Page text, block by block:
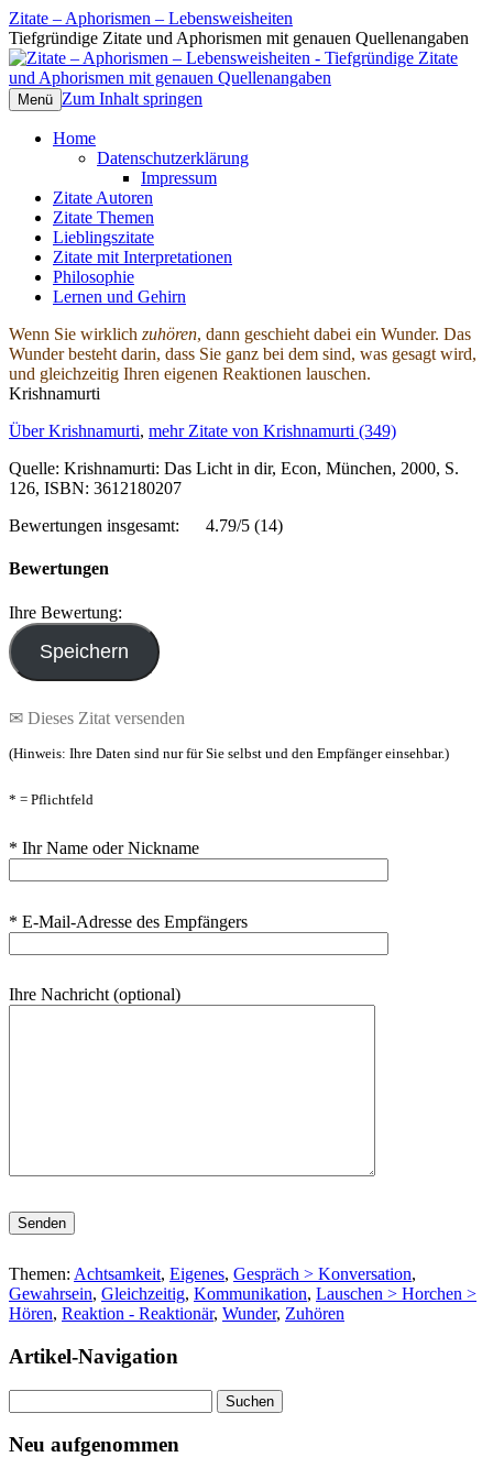
Zitate – Aphorismen – Lebensweisheiten
Tiefgründige Zitate und Aphorismen mit genauen Quellenangaben
Menü Zum Inhalt springen
Home
Datenschutzerklärung
Impressum
Zitate Autoren
Zitate Themen
Lieblingszitate
Zitate mit Interpretationen
Philosophie
Lernen und Gehirn
Wenn Sie wirklich zuhören, dann geschieht dabei ein Wunder. Das
Wunder besteht darin, dass Sie ganz bei dem sind, was gesagt wird,
und gleichzeitig Ihren eigenen Reaktionen lauschen.
Krishnamurti
Über Krishnamurti, mehr Zitate von Krishnamurti (349)
Quelle: Krishnamurti: Das Licht in dir, Econ, München, 2000, S.
126, ISBN: 3612180207
Bewertungen insgesamt:
4.79/5 (14)
Bewertungen
Ihre Bewertung:
✉ Dieses Zitat versenden
(Hinweis: Ihre Daten sind nur für Sie selbst und den Empfänger einsehbar.)
* = Pflichtfeld
* Ihr Name oder Nickname
* E-Mail-Adresse des Empfängers
Ihre Nachricht (optional)
Bitte lasse dieses Feld leer.
Themen: Achtsamkeit, Eigenes, Gespräch > Konversation,
Gewahrsein, Gleichzeitig, Kommunikation, Lauschen > Horchen >
Hören, Reaktion - Reaktionär, Wunder, Zuhören
Artikel-Navigation
nach:
Neu aufgenommen